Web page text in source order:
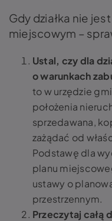
Gdy działka nie
miejscowym –
Ustal, czy dla
o warunkach
to w urzędzie
położenia
sprzedawana,
zażądać od
Podstawę dla
planu
ustawy o
przestrzennym.
Przeczytaj całą